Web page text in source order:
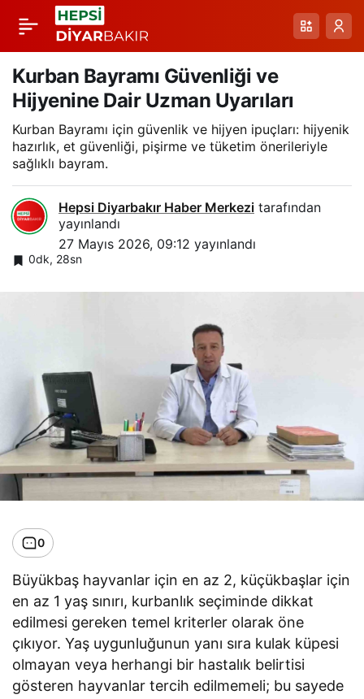
Kurban Bayramı Güvenliği ve
Hijyenine Dair Uzman Uyarıları
Kurban Bayramı için güvenlik ve hijyen ipuçları: hijyenik
hazırlık, et güvenliği, pişirme ve tüketim önerileriyle
sağlıklı bayram.
Hepsi Diyarbakır Haber Merkezi tarafından
yayınlandı
27 Mayıs 2026, 09:12 yayınlandı
0dk, 28sn
0
Büyükbaş hayvanlar için en az 2, küçükbaşlar için
en az 1 yaş sınırı, kurbanlık seçiminde dikkat
edilmesi gereken temel kriterler olarak öne
çıkıyor. Yaş uygunluğunun yanı sıra kulak küpesi
olmayan veya herhangi bir hastalık belirtisi
gösteren hayvanlar tercih edilmemeli; bu sayede
Soğuk Baklava ve
Şerbetli Baklava
Mantıkları: Bayram
Öncesi Bilgilendirme
Paylaş